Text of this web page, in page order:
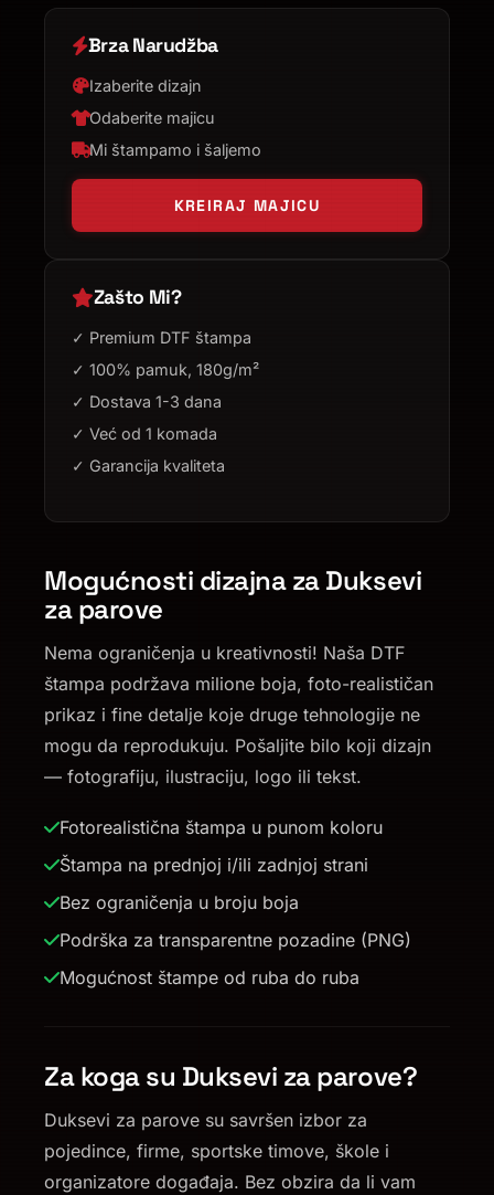
Mogućnosti dizajna za Duksevi
za parove
Nema ograničenja u kreativnosti! Naša DTF
štampa podržava milione boja, foto-realističan
prikaz i fine detalje koje druge tehnologije ne
mogu da reprodukuju. Pošaljite bilo koji dizajn
— fotografiju, ilustraciju, logo ili tekst.
Fotorealistična štampa u punom koloru
Štampa na prednjoj i/ili zadnjoj strani
Bez ograničenja u broju boja
Podrška za transparentne pozadine (PNG)
Mogućnost štampe od ruba do ruba
Za koga su Duksevi za parove?
Duksevi za parove su savršen izbor za
pojedince, firme, sportske timove, škole i
organizatore događaja. Bez obzira da li vam
Brza Narudžba
Izaberite dizajn
Odaberite majicu
Mi štampamo i šaljemo
KREIRAJ MAJICU
Zašto Mi?
✓ Premium DTF štampa
✓ 100% pamuk, 180g/m²
✓ Dostava 1-3 dana
✓ Već od 1 komada
✓ Garancija kvaliteta